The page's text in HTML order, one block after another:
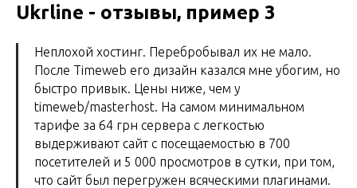
Ukrline - отзывы, пример 3
Неплохой хостинг. Перебробывал их не мало.
После Timeweb его дизайн казался мне убогим, но
быстро привык. Цены ниже, чем у
timeweb/masterhost. На самом минимальном
тарифе за 64 грн сервера с легкостью
выдерживают сайт с посещаемостью в 700
посетителей и 5 000 просмотров в сутки, при том,
что сайт был перегружен всяческими плагинами.